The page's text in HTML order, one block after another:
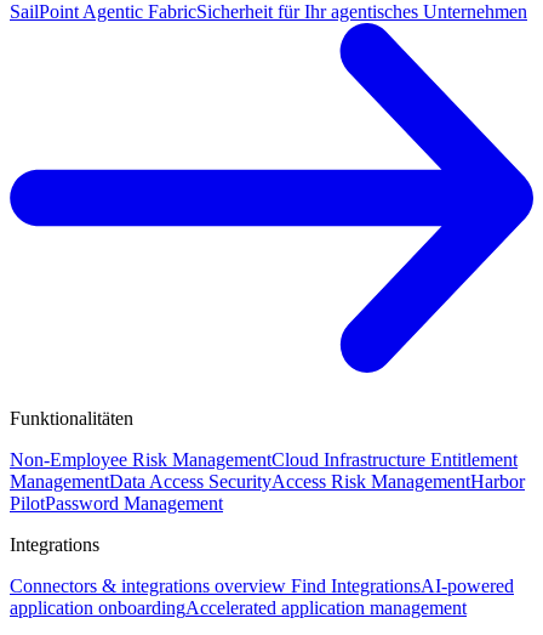
SailPoint Agentic FabricSicherheit für Ihr agentisches Unternehmen
Funktionalitäten
Non-Employee Risk ManagementCloud Infrastructure Entitlement
ManagementData Access SecurityAccess Risk ManagementHarbor
PilotPassword Management
Integrations
Connectors & integrations overview Find IntegrationsAI-powered
application onboardingAccelerated application management